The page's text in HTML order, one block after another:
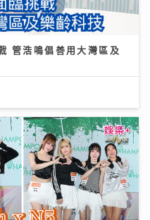
管浩鳴倡善用大灣區及